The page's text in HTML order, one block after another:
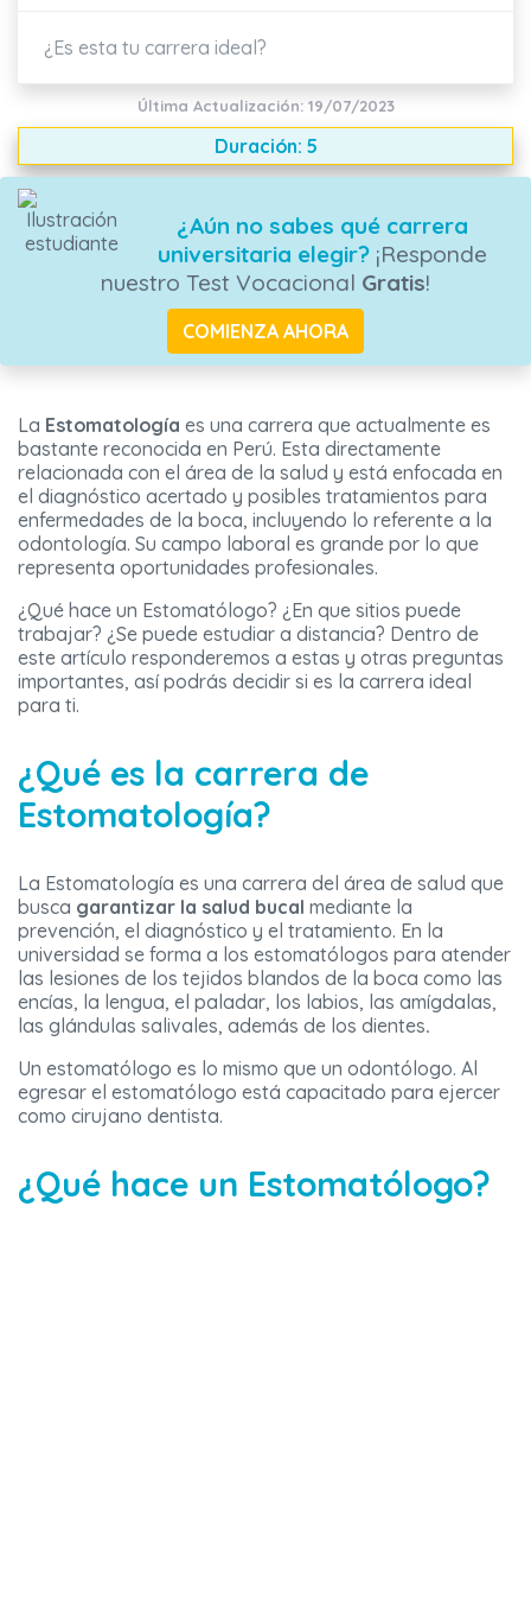
¿Es esta tu carrera ideal?
Última Actualización: 19/07/2023
Duración: 5
¿Aún no sabes qué carrera
universitaria elegir?¡Responde
nuestro Test Vocacional Gratis!
COMIENZA AHORA
La Estomatología es una carrera que actualmente es
bastante reconocida en Perú. Esta directamente
relacionada con el área de la salud y está enfocada en
el diagnóstico acertado y posibles tratamientos para
enfermedades de la boca, incluyendo lo referente a la
odontología. Su campo laboral es grande por lo que
representa oportunidades profesionales.
¿Qué hace un Estomatólogo? ¿En que sitios puede
trabajar? ¿Se puede estudiar a distancia? Dentro de
este artículo responderemos a estas y otras preguntas
importantes, así podrás decidir si es la carrera ideal
para ti.
¿Qué es la carrera de
Estomatología?
La Estomatología es una carrera del área de salud que
busca garantizar la salud bucal mediante la
prevención, el diagnóstico y el tratamiento. En la
universidad se forma a los estomatólogos para atender
las lesiones de los tejidos blandos de la boca como las
encías, la lengua, el paladar, los labios, las amígdalas,
las glándulas salivales, además de los dientes.
Un estomatólogo es lo mismo que un odontólogo. Al
egresar el estomatólogo está capacitado para ejercer
como cirujano dentista.
¿Qué hace un Estomatólogo?